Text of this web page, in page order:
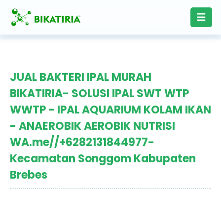
JUAL BAKTERI IPAL MURAH
BIKATIRIA- SOLUSI IPAL SWT WTP
WWTP - IPAL AQUARIUM KOLAM IKAN
- ANAEROBIK AEROBIK NUTRISI
WA.me//+6282131844977-
Kecamatan Songgom Kabupaten
Brebes